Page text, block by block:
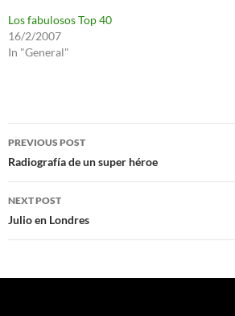
Los fabulosos Top 40
16/2/2007
In "General"
Post
navigation
PREVIOUS POST
Radiografía de un super héroe
NEXT POST
Julio en Londres